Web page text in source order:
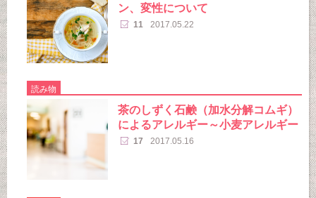
ン、変性について
11 2017.05.22
読み物
茶のしずく石鹸（加水分解コムギ）
によるアレルギー～小麦アレルギー
17 2017.05.16